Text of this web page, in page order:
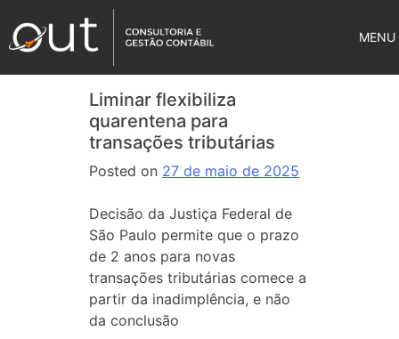
MENU
Liminar flexibiliza
quarentena para
transações tributárias
Posted on 27 de maio de 2025
Decisão da Justiça Federal de
São Paulo permite que o prazo
de 2 anos para novas
transações tributárias comece a
partir da inadimplência, e não
da conclusão